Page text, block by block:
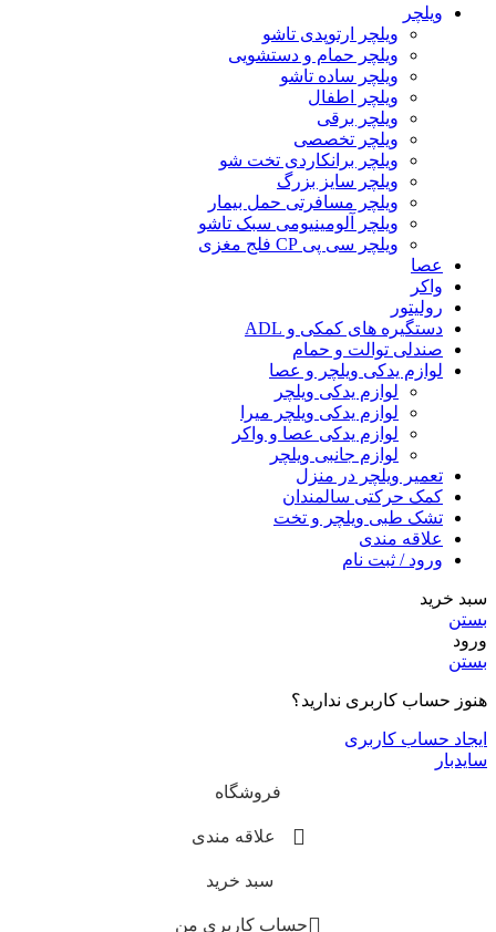
ویلچر
ویلچر ارتوپدی تاشو
ویلچر حمام و دستشویی
ویلچر ساده تاشو
ویلچر اطفال
ویلچر برقی
ویلچر تخصصی
ویلچر برانکاردی تخت شو
ویلچر سایز بزرگ
ویلچر مسافرتی حمل بیمار
ویلچر آلومینیومی سبک تاشو
ویلچر سی پی CP فلج مغزی
عصا
واکر
رولیتور
دستگیره های کمکی و ADL
صندلی توالت و حمام
لوازم یدکی ویلچر و عصا
لوازم یدکی ویلچر
لوازم یدکی ویلچر میرا
لوازم یدکی عصا و واکر
لوازم جانبی ویلچر
تعمیر ویلچر در منزل
کمک حرکتی سالمندان
تشک طبی ویلچر و تخت
علاقه مندی
ورود / ثبت نام
سبد خرید
بستن
ورود
بستن
هنوز حساب کاربری ندارید؟
ایجاد حساب کاربری
سایدبار
فروشگاه
علاقه مندی
سبد خرید
حساب کاربری من